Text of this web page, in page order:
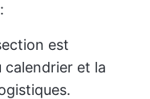
est
calendrier et la